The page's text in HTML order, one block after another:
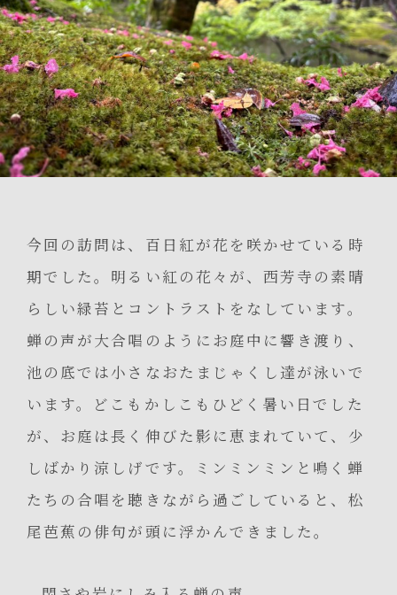
今回の訪問は、百日紅が花を咲かせている時
期でした。明るい紅の花々が、西芳寺の素晴
らしい緑苔とコントラストをなしています。
蝉の声が大合唱のようにお庭中に響き渡り、
池の底では小さなおたまじゃくし達が泳いで
います。どこもかしこもひどく暑い日でした
が、お庭は長く伸びた影に恵まれていて、少
しばかり涼しげです。ミンミンミンと鳴く蝉
たちの合唱を聴きながら過ごしていると、松
尾芭蕉の俳句が頭に浮かんできました。